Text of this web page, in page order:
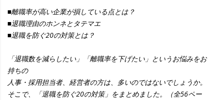
■離職率が高い企業が損している点とは？
■退職理由のホンネとタテマエ
■退職を防ぐ20の対策とは？
「退職数を減らしたい」「離職率を下げたい」というお悩みをお
持ちの
人事・採用担当者、経営者の方は、多いのではないでしょうか。
そこで、「退職を防ぐ20の対策」をまとめました。（全56ペー